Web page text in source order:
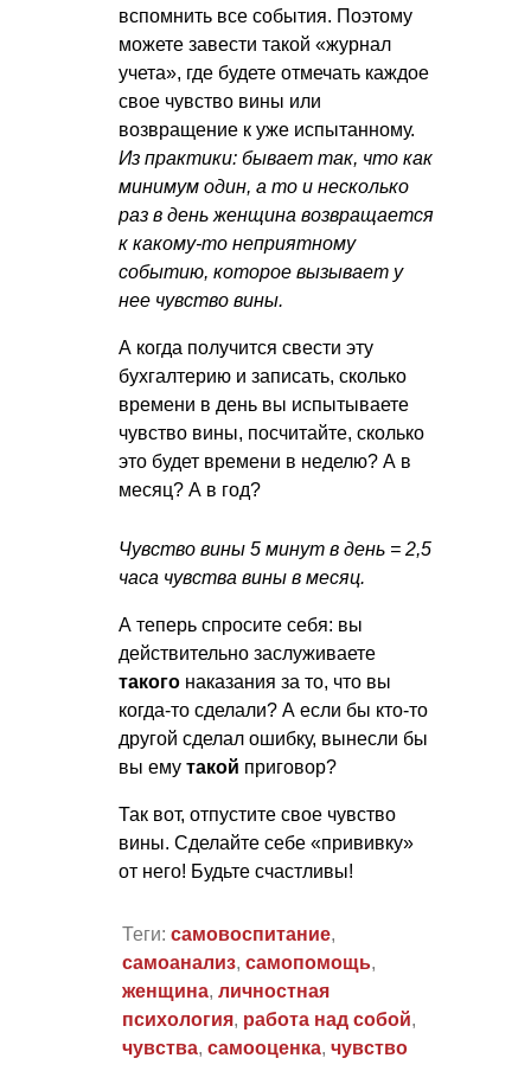
вспомнить все события. Поэтому
можете завести такой «журнал
учета», где будете отмечать каждое
свое чувство вины или
возвращение к уже испытанному.
Из практики: бывает так, что как
минимум один, а то и несколько
раз в день женщина возвращается
к какому-то неприятному
событию, которое вызывает у
нее чувство вины.
А когда получится свести эту
бухгалтерию и записать, сколько
времени в день вы испытываете
чувство вины, посчитайте, сколько
это будет времени в неделю? А в
месяц? А в год?
Чувство вины 5 минут в день = 2,5
часа чувства вины в месяц.
А теперь спросите себя: вы
действительно заслуживаете
такого наказания за то, что вы
когда-то сделали? А если бы кто-то
другой сделал ошибку, вынесли бы
вы ему такой приговор?
Так вот, отпустите свое чувство
вины. Сделайте себе «прививку»
от него! Будьте счастливы!
Теги: самовоспитание,
самоанализ, самопомощь,
женщина, личностная
психология, работа над собой,
чувства, самооценка, чувство